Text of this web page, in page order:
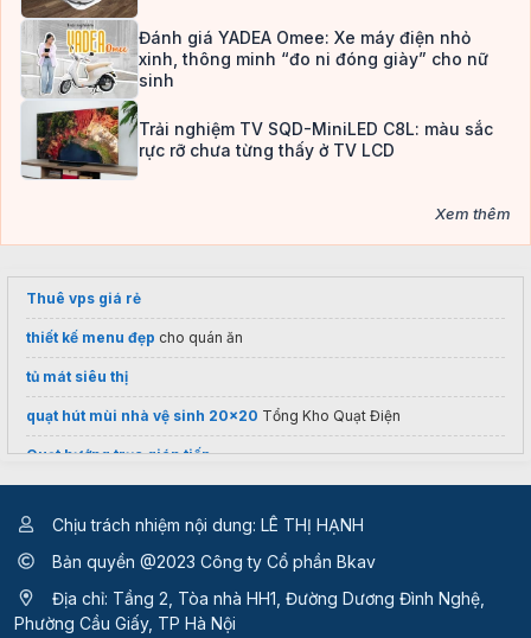
Đánh giá YADEA Omee: Xe máy điện nhỏ
xinh, thông minh “đo ni đóng giày” cho nữ
sinh
Trải nghiệm TV SQD-MiniLED C8L: màu sắc
rực rỡ chưa từng thấy ở TV LCD
Xem thêm
Thuê vps giá rẻ
thiết kế menu đẹp cho quán ăn
tủ mát siêu thị
quạt hút mùi nhà vệ sinh 20x20 Tổng Kho Quạt Điện
Quạt hướng trục gián tiếp
In sách
proxy vnpt
Chịu trách nhiệm nội dung: LÊ THỊ HẠNH
Bản quyền @2023 Công ty Cổ phần Bkav
Địa chỉ: Tầng 2, Tòa nhà HH1, Đường Dương Đình Nghệ,
Phường Cầu Giấy, TP Hà Nội